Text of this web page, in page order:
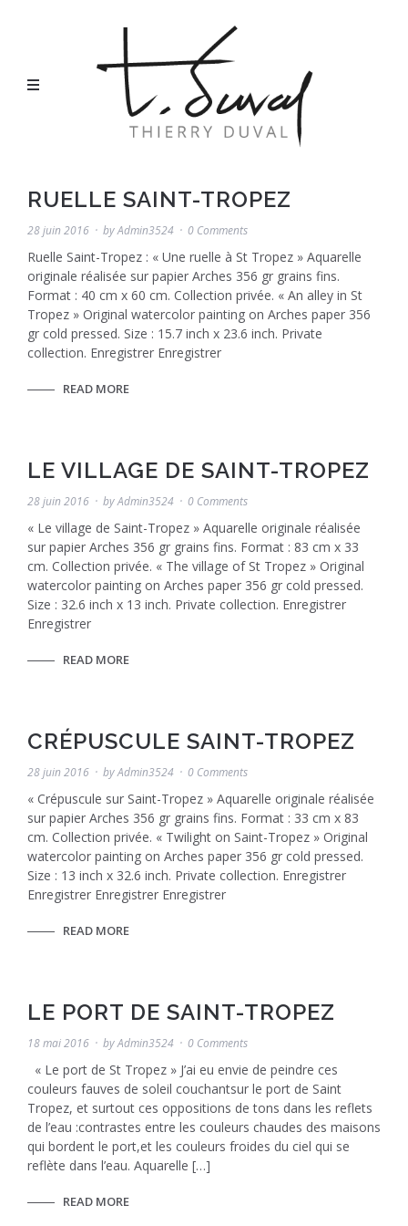
RUELLE SAINT-TROPEZ
28 juin 2016 byAdmin3524 0 Comments
Ruelle Saint-Tropez : « Une ruelle à St Tropez » Aquarelle
originale réalisée sur papier Arches 356 gr grains fins.
Format : 40 cm x 60 cm. Collection privée. « An alley in St
Tropez » Original watercolor painting on Arches paper 356
gr cold pressed. Size : 15.7 inch x 23.6 inch. Private
collection. Enregistrer Enregistrer
READ MORE
LE VILLAGE DE SAINT-TROPEZ
28 juin 2016 byAdmin3524 0 Comments
« Le village de Saint-Tropez » Aquarelle originale réalisée
sur papier Arches 356 gr grains fins. Format : 83 cm x 33
cm. Collection privée. « The village of St Tropez » Original
watercolor painting on Arches paper 356 gr cold pressed.
Size : 32.6 inch x 13 inch. Private collection. Enregistrer
Enregistrer
READ MORE
CRÉPUSCULE SAINT-TROPEZ
28 juin 2016 byAdmin3524 0 Comments
« Crépuscule sur Saint-Tropez » Aquarelle originale réalisée
sur papier Arches 356 gr grains fins. Format : 33 cm x 83
cm. Collection privée. « Twilight on Saint-Tropez » Original
watercolor painting on Arches paper 356 gr cold pressed.
Size : 13 inch x 32.6 inch. Private collection. Enregistrer
Enregistrer Enregistrer Enregistrer
READ MORE
LE PORT DE SAINT-TROPEZ
18 mai 2016 byAdmin3524 0 Comments
« Le port de St Tropez » J’ai eu envie de peindre ces
couleurs fauves de soleil couchantsur le port de Saint
Tropez, et surtout ces oppositions de tons dans les reflets
de l’eau :contrastes entre les couleurs chaudes des maisons
qui bordent le port,et les couleurs froides du ciel qui se
reflète dans l’eau. Aquarelle […]
READ MORE